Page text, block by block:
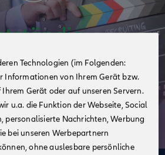
Technologien (im Folgenden:
Informationen von Ihrem Gerät bzw.
Gerät oder auf unseren Servern.
u.a. die Funktion der Webseite, Social
personalisierte Nachrichten, Werbung
bei unseren Werbepartnern
ohne auslesbare persönliche